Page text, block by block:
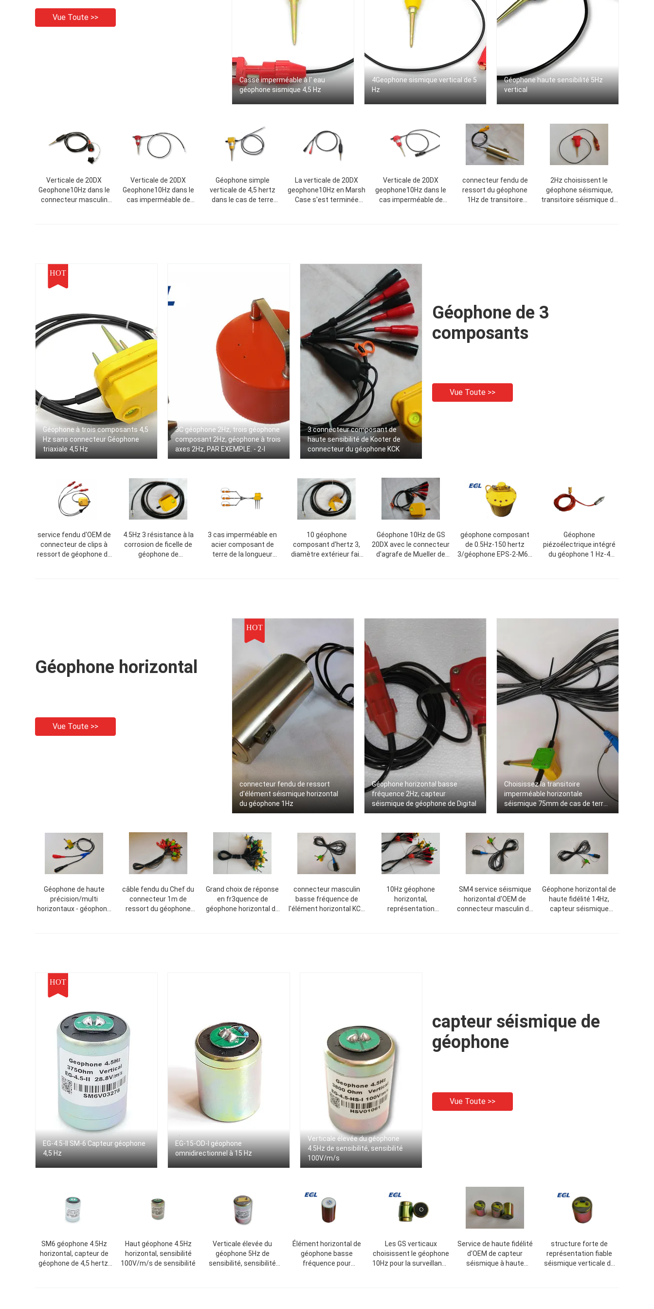
Vue Toute >>
Casse imperméable à l' eau
géophone sismique 4,5 Hz
4Geophone sismique vertical de 5
Hz
Géophone haute sensibilité 5Hz
vertical
Verticale de 20DX
Geophone10Hz dans le
connecteur masculin
Verticale de 20DX
Geophone10Hz dans le
cas imperméable de
Géophone simple
verticale de 4,5 hertz
dans le cas de terre
La verticale de 20DX
geophone10Hz en Marsh
Case s'est terminée
Verticale de 20DX
geophone10Hz dans le
cas imperméable de
connecteur fendu de
ressort du géophone
1Hz de transitoire
2Hz choisissent le
géophone séismique,
transitoire séismique du
HOT
Géophone à trois composants 4,5
Hz sans connecteur Géophone
triaxiale 4,5 Hz
3C géophone 2Hz, trois géophone
composant 2Hz, géophone à trois
axes 2Hz, PAR EXEMPLE. - 2-I
3 connecteur composant de
haute sensibilité de Kooter de
connecteur du géophone KCK
Géophone de 3
composants
Vue Toute >>
service fendu d'OEM de
connecteur de clips à
ressort de géophone du
4.5Hz 3 résistance à la
corrosion de ficelle de
géophone de
3 cas imperméable en
acier composant de
terre de la longueur
10 géophone
composant d'hertz 3,
diamètre extérieur fait
Géophone 10Hz de GS
20DX avec le connecteur
d'agrafe de Mueller de
géophone composant
de 0.5Hz-150 hertz
3/géophone EPS-2-M6Q
Géophone
piézoélectrique intégré
du géophone 1 Hz-4
Géophone horizontal
Vue Toute >>
HOT
connecteur fendu de ressort
d'élément séismique horizontal
du géophone 1Hz
Géophone horizontal basse
fréquence 2Hz, capteur
séismique de géophone de Digital
Choisissez la transitoire
imperméable horizontale
séismique 75mm de cas de terre
du géophone 4.5Hz
Géophone de haute
précision/multi
horizontaux - géophone
câble fendu du Chef du
connecteur 1m de
ressort du géophone
Grand choix de réponse
en fr3quence de
géophone horizontal de
connecteur masculin
basse fréquence de
l'élément horizontal KCK
10Hz géophone
horizontal,
représentation
SM4 service séismique
horizontal d'OEM de
connecteur masculin du
Géophone horizontal de
haute fidélité 14Hz,
capteur séismique
HOT
EG-4.5-II SM-6 Capteur géophone
4,5 Hz
EG-15-OD-I géophone
omnidirectionnel à 15 Hz
Verticale élevée du géophone
4.5Hz de sensibilité, sensibilité
100V/m/s
capteur séismique de
géophone
Vue Toute >>
SM6 géophone 4.5Hz
horizontal, capteur de
géophone de 4,5 hertz,
Haut géophone 4.5Hz
horizontal, sensibilité
100V/m/s de sensibilité
Verticale élevée du
géophone 5Hz de
sensibilité, sensibilité
Élément horizontal de
géophone basse
fréquence pour
Les GS verticaux
choisissent le géophone
10Hz pour la surveillance
Service de haute fidélité
d'OEM de capteur
séismique à haute
structure forte de
représentation fiable
séismique verticale du